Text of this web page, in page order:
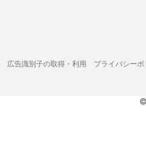
広告識別子の取得・利用 プライバシーポ